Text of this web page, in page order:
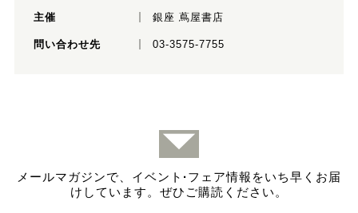
主催 銀座 蔦屋書店
問い合わせ先 03-3575-7755
メールマガジンで、イベント ·フェア情報をいち早くお届
けしています。ぜひご購読ください。